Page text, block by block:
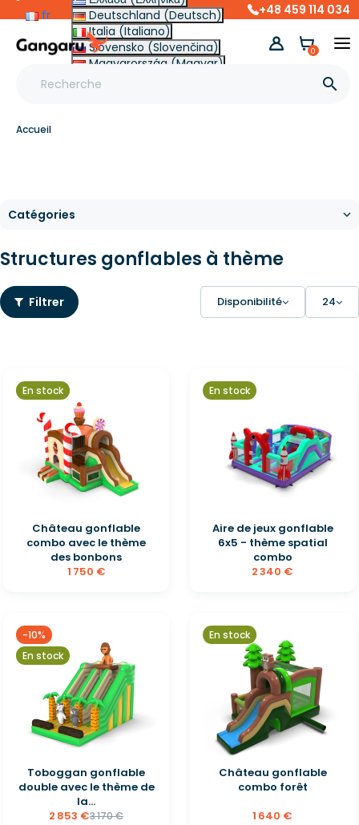
fr
Deutschland (Deutsch)
Italia (Italiano)
Slovensko (Slovenčina)
Magyarország (Magyar)
Other (English €)
+48 459 114 034

0
Accueil
Structures gonflables à thème
Filtrer Disponibilité 24
En stock
Château gonflable
combo avec le thème
des bonbons
1 750 €
En stock
Aire de jeux gonflable
6x5 - thème spatial
combo
2 340 €
-10%
En stock
Toboggan gonflable
double avec le thème de
la...
2 853 €3 170 €
En stock
Château gonflable
combo forêt
1 640 €